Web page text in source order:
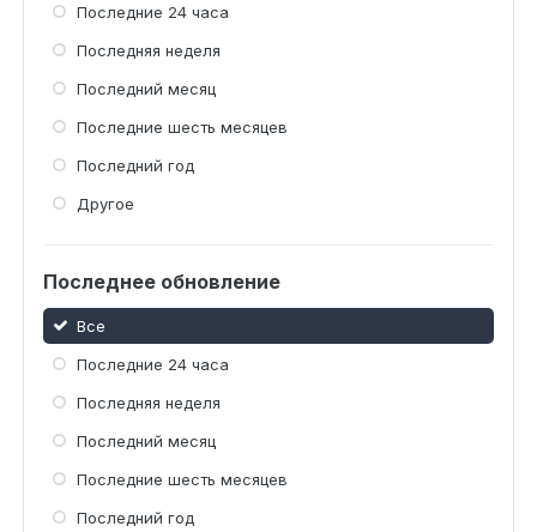
Последние 24 часа
Последняя неделя
Последний месяц
Последние шесть месяцев
Последний год
Другое
Последнее обновление
Все
Последние 24 часа
Последняя неделя
Последний месяц
Последние шесть месяцев
Последний год